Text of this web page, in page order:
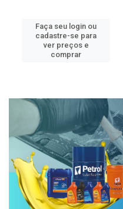
Faça seu login ou
cadastre-se para
ver preços e
comprar